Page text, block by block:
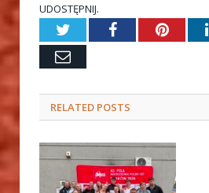
UDOSTĘPNIJ.
TwitterFacebook
Email
RELATED POSTS